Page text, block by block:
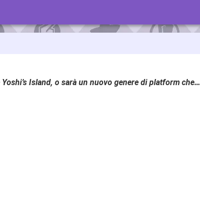
Island, o sarà un nuovo genere di platform che…